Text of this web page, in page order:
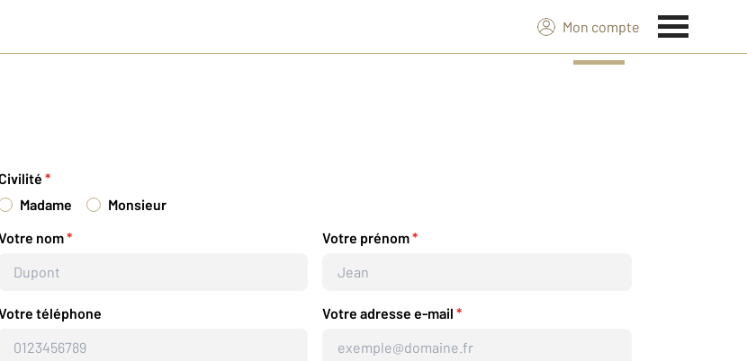
Mon compte
*
Madame
Monsieur
nom* Votre prénom*
téléphone Votre adresse e-mail *